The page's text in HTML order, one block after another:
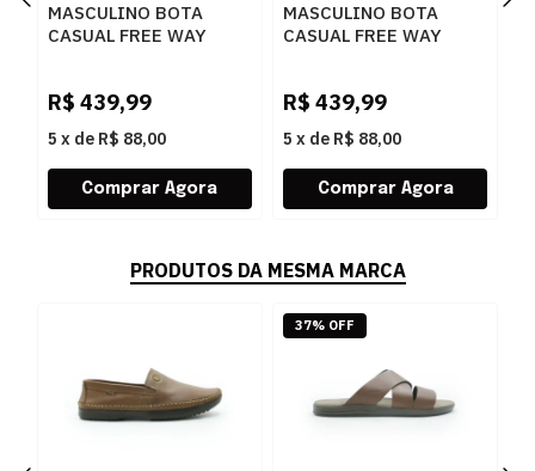
MASCULINO BOTA
CASUAL FREE WAY
R$ 439,99
5 x de R$ 88,00
MASCULINO BOTA
CASUAL FREE WAY
R$ 439,99
5 x de R$ 88,00
PRODUTOS DA MESMA MARCA
37% OFF